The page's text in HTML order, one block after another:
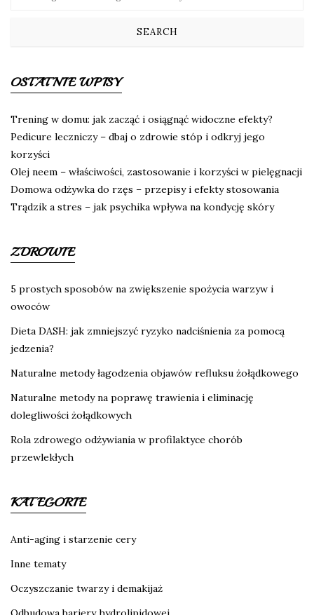
OSTATNIE WPISY
Trening w domu: jak zacząć i osiągnąć widoczne efekty?
Pedicure leczniczy – dbaj o zdrowie stóp i odkryj jego
korzyści
Olej neem – właściwości, zastosowanie i korzyści w pielęgnacji
Domowa odżywka do rzęs – przepisy i efekty stosowania
Trądzik a stres – jak psychika wpływa na kondycję skóry
ZDROWIE
5 prostych sposobów na zwiększenie spożycia warzyw i
owoców
Dieta DASH: jak zmniejszyć ryzyko nadciśnienia za pomocą
jedzenia?
Naturalne metody łagodzenia objawów refluksu żołądkowego
Naturalne metody na poprawę trawienia i eliminację
dolegliwości żołądkowych
Rola zdrowego odżywiania w profilaktyce chorób
przewlekłych
KATEGORIE
Anti-aging i starzenie cery
Inne tematy
Oczyszczanie twarzy i demakijaż